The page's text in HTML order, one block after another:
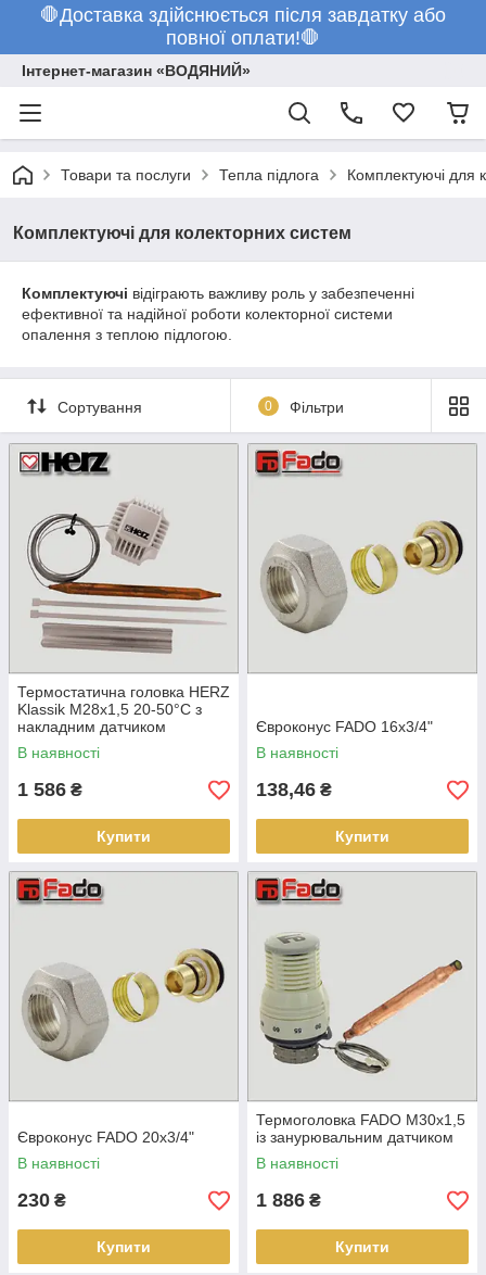
🛑Доставка здійснюється після завдатку або
повної оплати!🛑
Інтернет-магазин «ВОДЯНИЙ»
Товари та послуги Тепла підлога Комплектуючі для
Комплектуючі для колекторних систем
Комплектуючі відіграють важливу роль у забезпеченні
ефективної та надійної роботи колекторної системи
опалення з теплою підлогою.
Сортування 0 Фільтри
Термостатична головка HERZ
Klassik М28х1,5 20-50°С з
накладним датчиком
В наявності
1 586 ₴
Купити
Євроконус FADO 16х3/4"
В наявності
138,46 ₴
Купити
Євроконус FADO 20х3/4"
В наявності
230 ₴
Купити
Термоголовка FADO M30х1,5
із занурювальним датчиком
В наявності
1 886 ₴
Купити